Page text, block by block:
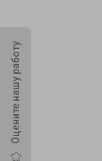
Оцените нашу работу